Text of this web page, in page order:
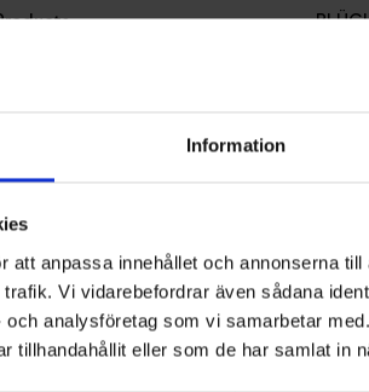
Information
att anpassa innehållet och annonserna
Vi vidarebefordrar även sådana
analysföretag som vi samarbetar
tillhandahållit eller som de har samlat in
AB